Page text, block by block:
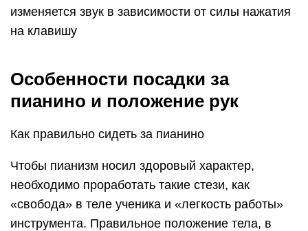
изменяется звук в зависимости от силы нажатия
на клавишу
Особенности посадки за
пианино и положение рук
Как правильно сидеть за пианино
Чтобы пианизм носил здоровый характер,
необходимо проработать такие стези, как
«свобода» в теле ученика и «легкость работы»
инструмента. Правильное положение тела, в